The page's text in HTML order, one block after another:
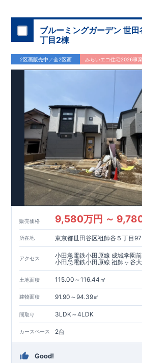
ブルーミングガーデン 世
丁目2棟
2区画販売中／全2区画 みらいエコ住宅2026事業
販売価格 9,580万円 ～
所在地 東京都世田谷区祖師谷５丁目
アクセス
小田急電鉄小田原線 成城学園
小田急電鉄小田原線 祖師ヶ谷
土地面積 115.00～116.44㎡
建物面積 91.90～94.39㎡
間取り 3LDK～4LDK
カースペース 2台
Good!